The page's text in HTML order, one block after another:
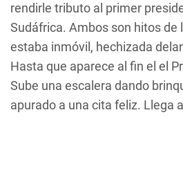
rendirle tributo al primer
Sudáfrica. Ambos son hitos de
estaba inmóvil, hechizada
Hasta que aparece al fin el el
Sube una escalera dando
apurado a una cita feliz. Llega